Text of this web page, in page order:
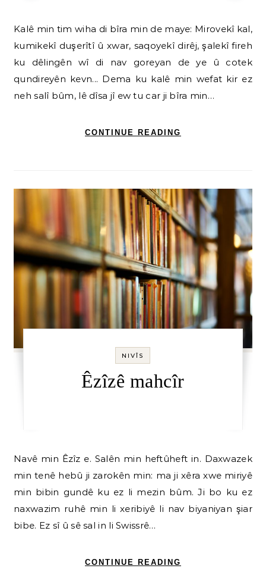
Kalê min tim wiha di bîra min de maye: Mirovekî kal,
kumikekî duşerîtî û xwar, saqoyekî dirêj, şalekî fireh
ku dêlingên wî di nav goreyan de ye û cotek
qundireyên kevn... Dema ku kalê min wefat kir ez
neh salî bûm, lê dîsa jî ew tu car ji bîra min…
CONTINUE READING
NIVÎS
Êzîzê mahcîr
Navê min Êzîz e. Salên min heftûheft in. Daxwazek
min tenê hebû ji zarokên min: ma ji xêra xwe miriyê
min bibin gundê ku ez li mezin bûm. Ji bo ku ez
naxwazim ruhê min li xeribiyê li nav biyaniyan şiar
bibe. Ez sî û sê sal in li Swissrê…
CONTINUE READING